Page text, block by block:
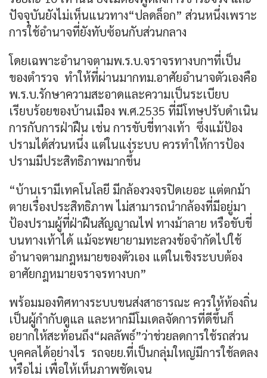
ปัจจุบันยังไม่เห็นแนวทาง“ปลดล็อก” ส่วนหนึ่งเพราะ
การใช้อำนาจที่ยังทับซ้อนกับส่วนกลาง
โดยเฉพาะอำนาจตามพ.ร.บ.จราจรทางบกฯที่เป็น
ของตำรวจ ทำให้ที่ผ่านมากทม.อาศัยอำนาจตัวเองคือ
พ.ร.บ.รักษาความสะอาดและความเป็นระเบียบ
เรียบร้อยของบ้านเมือง พ.ศ.2535 ที่มีโทษปรับดำเนิน
การกับการฝ่าฝืน เช่น การขับขี่ทางเท้า ซึ่งแม้ป้อง
ปรามได้ส่วนหนึ่ง แต่ในแง่ระบบ ควรทำให้การป้อง
ปรามมีประสิทธิภาพมากขึ้น
“บ้านเรามีเทคโนโลยี มีกล้องวงจรปิดเยอะ แต่ตกม้า
ตายเรื่องประสิทธิภาพ ไม่สามารถนำกล้องที่มีอยู่มา
ป้องปรามผู้ที่ฝ่าฝืนสัญญาณไฟ ทางม้าลาย หรือขับขี่
บนทางเท้าได้ แม้จะพยายามทะลวงข้อจำกัดไปใช้
อำนาจตามกฎหมายของตัวเอง แต่ในเชิงระบบต้อง
อาศัยกฎหมายจราจรทางบก”
พร้อมมองทิศทางระบบขนส่งสาธารณะ ควรให้ท้องถิ่น
เป็นผู้กำกับดูแล และหากมีโมเดลจัดการที่ดีขึ้นก็
อยากให้สะท้อนถึง“ผลลัพธ์”ว่าช่วยลดการใช้รถส่วน
บุคคลได้อย่างไร รถจยย.ที่เป็นกลุ่มใหญ่มีการใช้ลดลง
หรือไม่ เพื่อให้เห็นภาพชัดเจน